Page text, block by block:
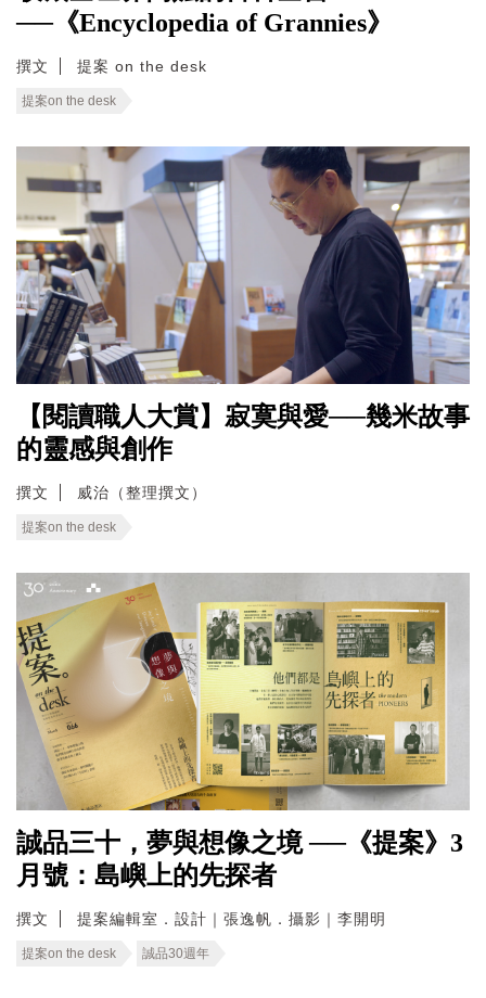
──《Encyclopedia of Grannies》
撰文 提案 on the desk
提案on the desk
【閱讀職人大賞】寂寞與愛──幾米故事
的靈感與創作
撰文 威治（整理撰文）
提案on the desk
誠品三十，夢與想像之境 ──《提案》3
月號：島嶼上的先探者
撰文 提案編輯室．設計｜張逸帆．攝影｜李開明
提案on the desk 誠品30週年